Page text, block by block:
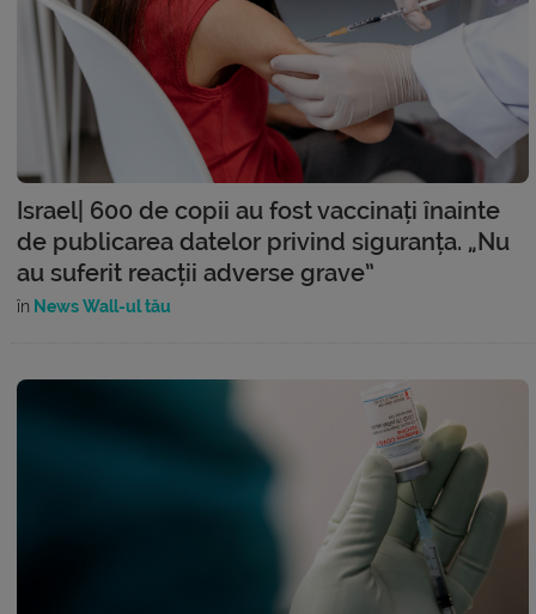
Israel| 600 de copii au fost vaccinați înainte
de publicarea datelor privind siguranța. „Nu
au suferit reacții adverse grave”
în News Wall-ul tău